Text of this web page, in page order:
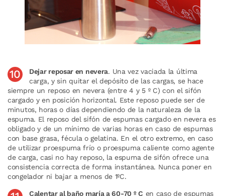
Dejar reposar en nevera. Una vez vaciada la última
carga, y sin quitar el depósito de las cargas, se hace
siempre un reposo en nevera (entre 4 y 5 º C) con el sifón
cargado y en posición horizontal. Este reposo puede ser de
minutos, horas o días dependiendo de la naturaleza de la
espuma. El reposo del sifón de espumas cargado en nevera es
obligado y de un mínimo de varias horas en caso de espumas
con base grasa, fécula o gelatina. En el otro extremo, en caso
de utilizar proespuma frío o proespuma caliente como agente
de carga, casi no hay reposo, la espuma de sifón ofrece una
consistencia correcta de forma instantánea. Nunca poner en
congelador ni bajar a menos de 1ºC.
Calentar al baño maría a 60-70 º C en caso de espumas